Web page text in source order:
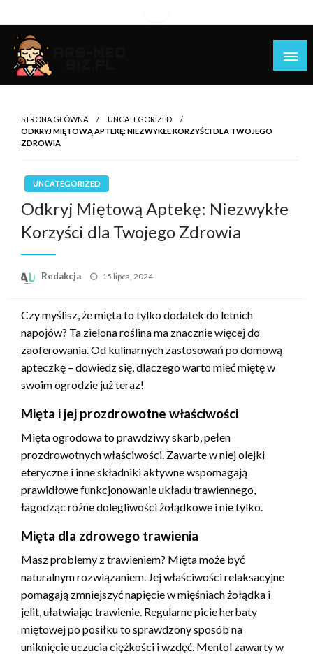
to
content
Piękniejsza strona Ciebie!
STRONA GŁÓWNA
UNCATEGORIZED
ODKRYJ MIĘTOWĄ APTEKĘ: NIEZWYKŁE KORZYŚCI DLA TWOJEGO
ZDROWIA
UNCATEGORIZED
Odkryj Miętową Aptekę: Niezwykłe
Korzyści dla Twojego Zdrowia
Redakcja
Opublikowane
15 lipca, 2024
Czy myślisz, że mięta to tylko dodatek do letnich
napojów? Ta zielona roślina ma znacznie więcej do
zaoferowania. Od kulinarnych zastosowań po domową
apteczkę – dowiedz się, dlaczego warto mieć miętę w
swoim ogrodzie już teraz!
Mięta i jej prozdrowotne właściwości
Mięta ogrodowa to prawdziwy skarb, pełen
prozdrowotnych właściwości. Zawarte w niej olejki
eteryczne i inne składniki aktywne wspomagają
prawidłowe funkcjonowanie układu trawiennego,
łagodząc różne dolegliwości żołądkowe i nie tylko.
Mięta dla zdrowego trawienia
Masz problemy z trawieniem? Mięta może być
naturalnym rozwiązaniem. Jej właściwości relaksacyjne
pomagają zmniejszyć napięcie w mięśniach żołądka i
jelit, ułatwiając trawienie. Regularne picie herbaty
miętowej po posiłku to sprawdzony sposób na
uniknięcie uczucia ciężkości i wzdęć. Mentol zawarty w